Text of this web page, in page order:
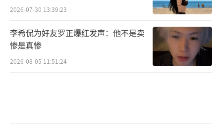
2026-07-30 13:39:23
李希侃为好友罗正爆红发声：他不是卖
惨是真惨
2026-08-05 11:51:24